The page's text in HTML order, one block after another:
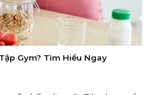
Gym? Tìm Hiểu Ngay